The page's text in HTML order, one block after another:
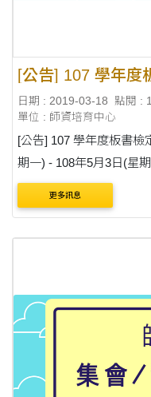
[公告] 107 學年度
日期 : 2019-03-18
點閱 :
單位 : 師資培育中心
[公告] 107 學年度板書
期一) - 108年5月3日(星
方，不能使用白板。 ◎
以上未通過本檢定者。
更多訊息